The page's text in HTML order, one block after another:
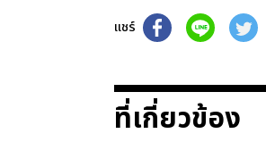
แชร์
ที่เกี่ยวข้อง